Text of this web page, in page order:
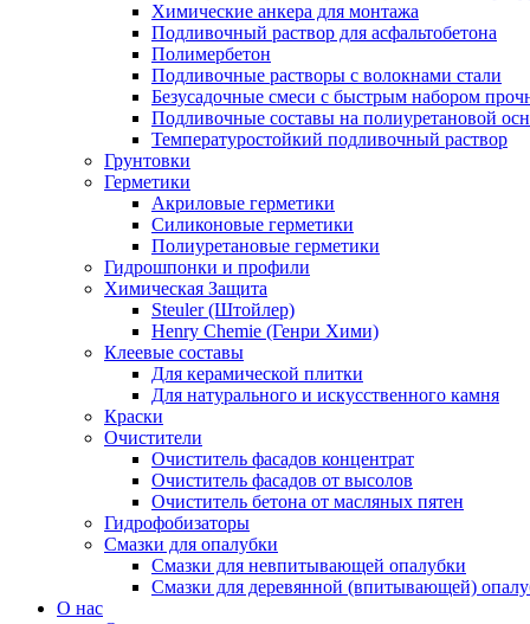
Химические анкера для монтажа
Подливочный раствор для асфальтобетона
Полимербетон
Подливочные растворы с волокнами стали
Безусадочные смеси с быстрым набором
Подливочные составы на полиуретановой
Температуростойкий подливочный раствор
Грунтовки
Герметики
Акриловые герметики
Силиконовые герметики
Полиуретановые герметики
Гидрошпонки и профили
Химическая Защита
Steuler (Штойлер)
Henry Chemie (Генри Хими)
Клеевые составы
Для керамической плитки
Для натурального и искусственного камня
Краски
Очистители
Очиститель фасадов концентрат
Очиститель фасадов от высолов
Очиститель бетона от масляных пятен
Гидрофобизаторы
Смазки для опалубки
Смазки для невпитывающей опалубки
Смазки для деревянной (впитывающей)
О нас